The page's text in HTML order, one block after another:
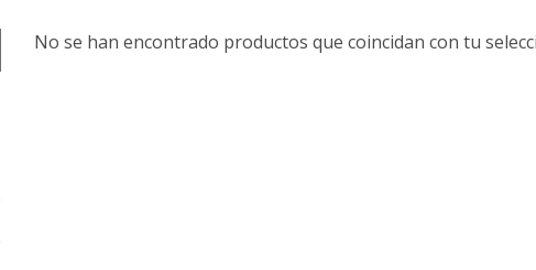
No se han encontrado productos que coincidan con tu